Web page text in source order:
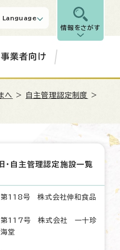
Language
情報をさがす
事業者向け
へ > 自主管理認定制度
>
旧・自主管理認定施設一覧
第118号 株式会社伸和食品
第117号 株式会社 一十珍
海堂